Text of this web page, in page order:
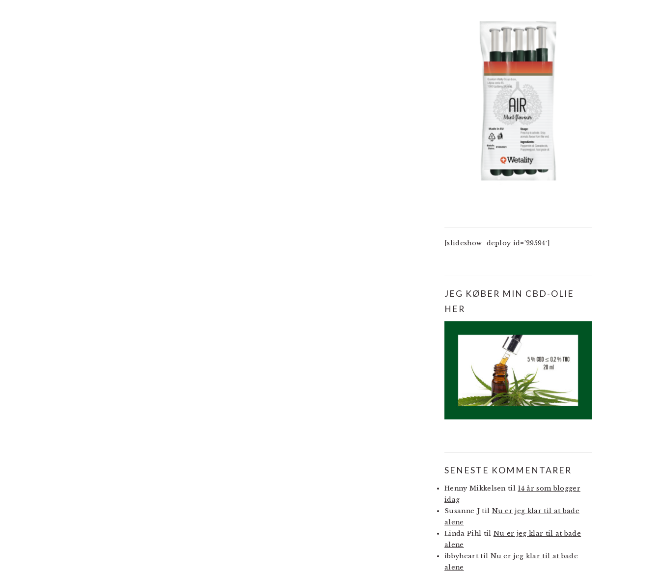
[slideshow_deploy id=’29594′]
JEG KØBER MIN CBD-OLIE
HER
SENESTE KOMMENTARER
Henny Mikkelsen til 14 år som blogger
idag
Susanne Jtil Nu er jeg klar til at bade
alene
Linda Pihl til Nu er jeg klar til at bade
alene
ibbyhearttil Nu er jeg klar til at bade
alene